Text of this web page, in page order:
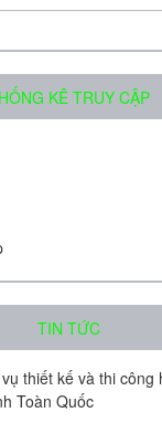
KAC - J08D
KÊ TRUY CẬP
TIN TỨC
thiết kế và thi công
Toàn Quốc